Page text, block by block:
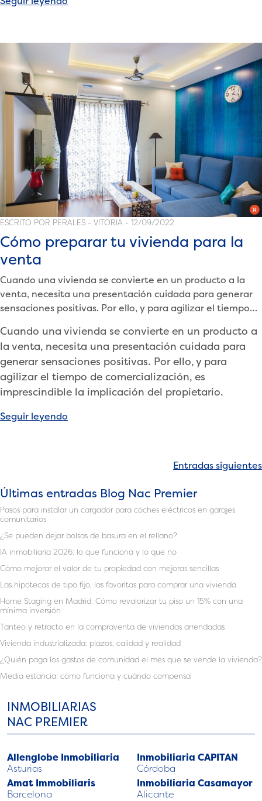
su
vivienda
entre
la
competencia»
ESCRITO POR PERALES - VITORIA - 12/09/2022
Cómo preparar tu vivienda para la
venta
Cuando una vivienda se convierte en un producto a la
venta, necesita una presentación cuidada para generar
sensaciones positivas. Por ello, y para agilizar el tiempo
propietario.
Cuando una vivienda se convierte en un producto a
la venta, necesita una presentación cuidada para
generar sensaciones positivas. Por ello, y para
agilizar el tiempo de comercialización, es
imprescindible la implicación del propietario.
Seguir leyendo
venta»
de
entradas
Entradas siguientes
Últimas entradas Blog Nac Premier
Pasos para instalar un cargador para coches eléctricos en garajes
comunitarios
¿Se pueden dejar bolsas de basura en el rellano?
IA inmobiliaria 2026: lo que funciona y lo que no
Cómo mejorar el valor de tu propiedad con mejoras sencillas
Las hipotecas de tipo fijo, las favoritas para comprar una vivienda
Home Staging en Madrid: Cómo revalorizar tu piso un 15% con una
mínima inversión
Tanteo y retracto en la compraventa de viviendas arrendadas
Vivienda industrializada: plazos, calidad y realidad
¿Quién paga los gastos de comunidad el mes que se vende la vivienda?
Media estancia: cómo funciona y cuándo compensa
INMOBILIARIAS
NAC PREMIER
Allenglobe Inmobiliaria
Asturias
Amat Immobiliaris
Barcelona
Inmobiliaria CAPITAN
Córdoba
Inmobiliaria Casamayor
Alicante